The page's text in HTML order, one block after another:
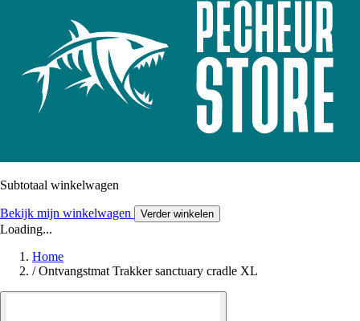
Subtotaal winkelwagen
Bekijk mijn winkelwagen Verder winkelen
Loading...
Home
/ Ontvangstmat Trakker sanctuary cradle XL